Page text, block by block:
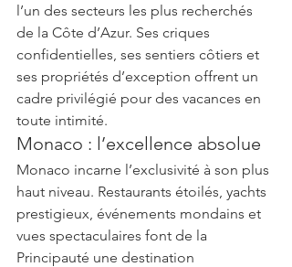
l’un des secteurs les plus recherchés
de la Côte d’Azur. Ses criques
confidentielles, ses sentiers côtiers et
ses propriétés d’exception offrent un
cadre privilégié pour des vacances en
toute intimité.
Monaco : l’excellence absolue
Monaco incarne l’exclusivité à son plus
haut niveau. Restaurants étoilés, yachts
prestigieux, événements mondains et
vues spectaculaires font de la
Principauté une destination